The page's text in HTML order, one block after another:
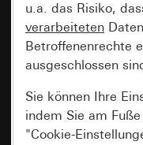
u.a. das Risiko,
verarbeiteten
Betroffenenrechte
ausgeschlossen
Sie können Ihre
indem Sie am
"Cookie-